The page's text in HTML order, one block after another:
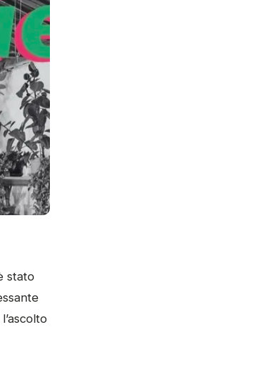
stato